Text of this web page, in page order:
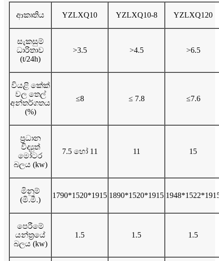
ආකෘතිය YZLXQ10 YZLXQ10-8 YZLXQ120
සැකසුම්
ධාරිතාව
(t/24h)
>3.5 >4.5 >6.5
වියළි කේක්
වල තෙල්
අන්තර්ගතය
(%)
≤8 ≤ 7.8 ≤7.6
ප්‍රධාන
විද්‍යුත්
මෝටර
බලය (kw)
7.5 හෝ 11 11 15
මිනුම්
(මි.මී.)
1790*1520*1915 1890*1520*1915
පෙරීමේ
යන්ත්‍රයේ
බලය (kw)
1.5 1.5 1.5